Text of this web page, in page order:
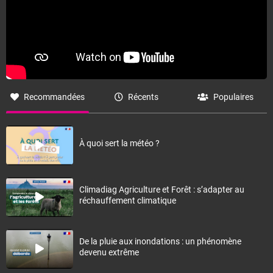
Recommandées Récents Populaires
À quoi sert la météo ?
Climadiag Agriculture et Forêt : s’adapter au
réchauffement climatique
De la pluie aux inondations : un phénomène
devenu extrême